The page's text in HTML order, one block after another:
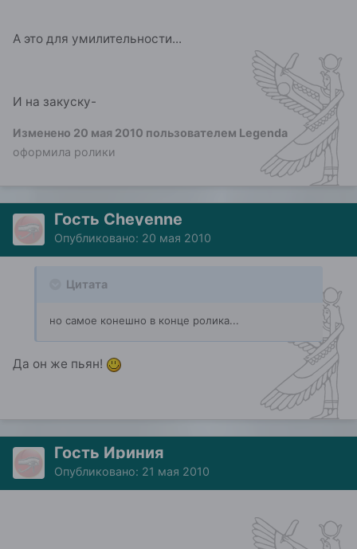
А это для умилительности...
И на закуску-
Изменено 20 мая 2010 пользователем Legenda
оформила ролики
Гость Cheyenne
Опубликовано: 20 мая 2010
Цитата
но самое конешно в конце ролика...
Да он же пьян!
Гость Ириния
Опубликовано: 21 мая 2010